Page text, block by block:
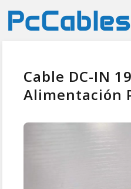
Cable DC-IN
Alimentación